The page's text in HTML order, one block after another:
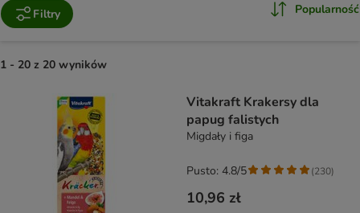
Filtry Popularność
1 - 20 z 20 wyników
Vitakraft Krakersy dla
papug falistych
Migdały i figa
10,96 zł
Pusto: 4.8/5 (230)